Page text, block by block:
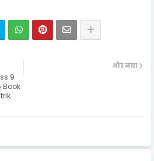
और नया
9
Book